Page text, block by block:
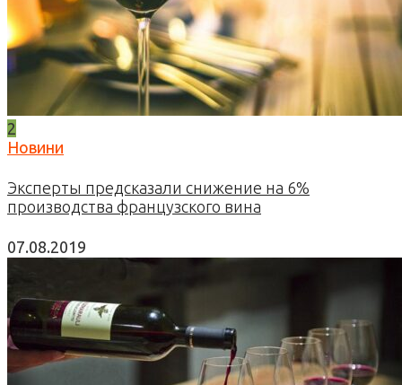
2
Новини
Эксперты предсказали снижение на 6%
производства французского вина
07.08.2019